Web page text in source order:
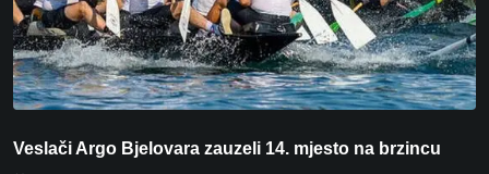
Veslači Argo Bjelovara zauzeli 14. mjesto na brzincu